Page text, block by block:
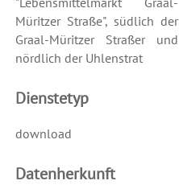
Müritzer Straße", südlich der
Graal-Müritzer Straßer und
nördlich der Uhlenstrat
Dienstetyp
download
Datenherkunft